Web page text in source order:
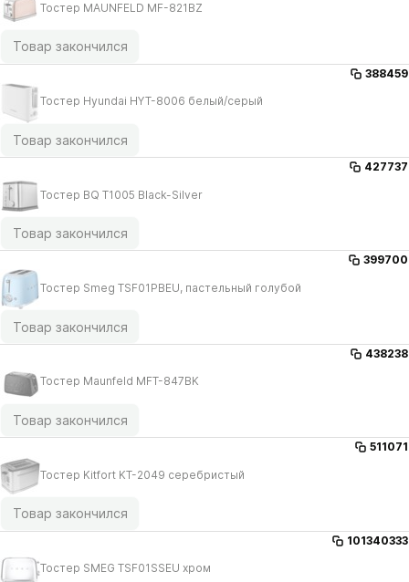
Тостер MAUNFELD MF-821BZ
Товар закончился
388459
Тостер Hyundai HYT-8006 белый/​серый
Товар закончился
427737
Тостер BQ T1005 Black-Silver
Товар закончился
399700
Тостер Smeg TSF01PBEU, пастельный голубой
Товар закончился
438238
Тостер Maunfeld MFT-847BK
Товар закончился
511071
Тостер Kitfort KT-2049 серебристый
Товар закончился
101340333
Тостер SMEG TSF01SSEU хром